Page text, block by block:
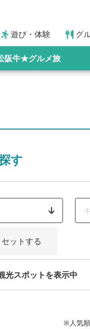
遊び・体験 グ
阪牛★グルメ旅
す
ットする
光スポットを表示中
※人気